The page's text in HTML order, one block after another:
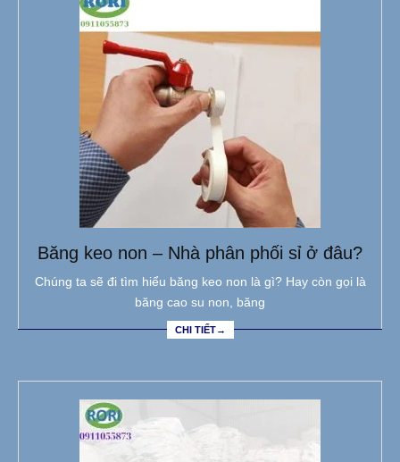
Băng keo non – Nhà phân phối sỉ ở đâu?
Chúng ta sẽ đi tìm hiểu băng keo non là gì? Hay còn gọi là
băng cao su non, băng
CHI TIẾT→